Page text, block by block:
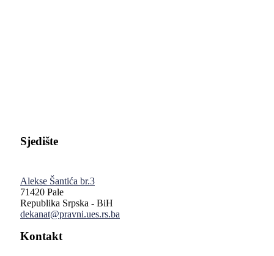
Sjedište
Alekse Šantića br.3
71420 Pale
Republika Srpska - BiH
dekanat@pravni.ues.rs.ba
Kontakt